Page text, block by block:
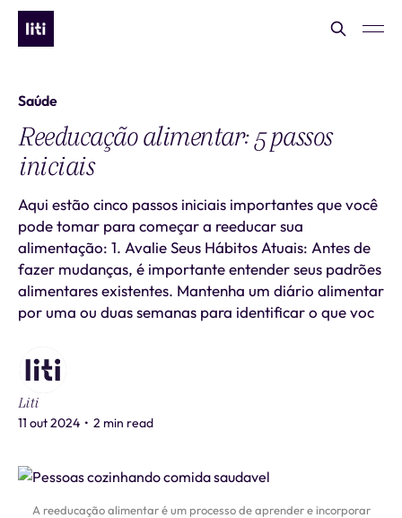
Saúde
Reeducação alimentar: 5 passos
iniciais
Aqui estão cinco passos iniciais importantes que você
pode tomar para começar a reeducar sua
alimentação: 1. Avalie Seus Hábitos Atuais: Antes de
fazer mudanças, é importante entender seus padrões
alimentares existentes. Mantenha um diário alimentar
por uma ou duas semanas para identificar o que voc
Liti
11 out 2024 • 2 min read
A reeducação alimentar é um processo de aprender e incorporar